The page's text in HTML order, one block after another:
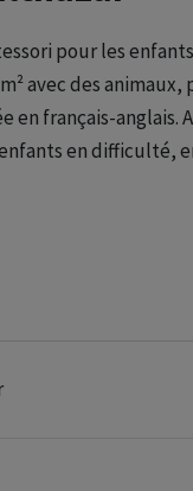
pour les
avec des
français-anglais.
en difficulté,